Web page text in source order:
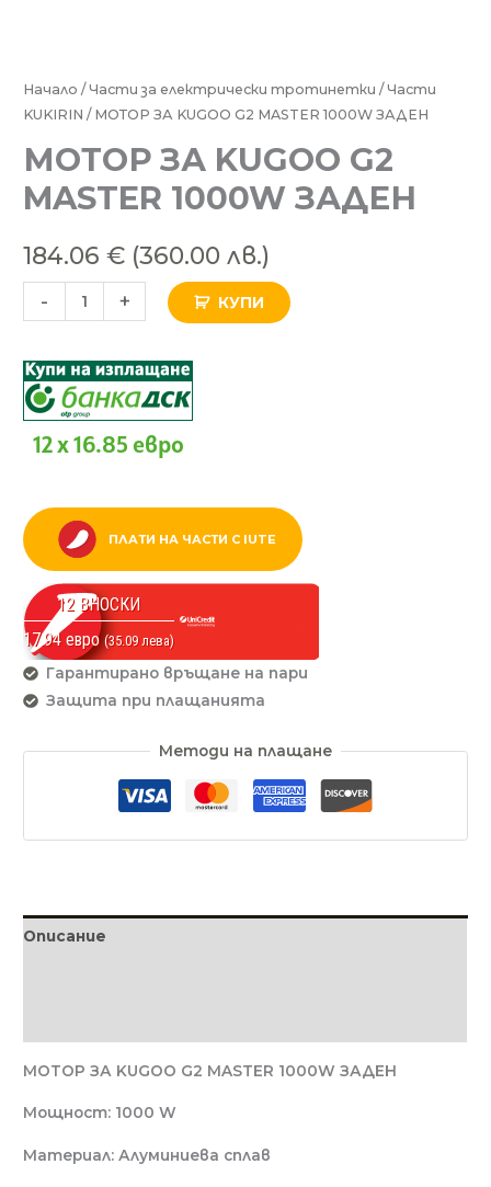
Начало /Части за електрически тротинетки /Части
KUKIRIN / МОТОР ЗА KUGOO G2 MASTER 1000W ЗАДЕН
МОТОР ЗА KUGOO G2
MASTER 1000W ЗАДЕН
184.06€ (360.00 лв.)
-
количество
за
ЗА
KUGOO
MASTER
1000W
ЗАДЕН
+ КУПИ
12 x 16.85 евро
ПЛАТИ НА ЧАСТИ С IUTE
12 ВНОСКИ
17.94 евро(35.09 лева)
Гарантирано връщане на пари
Защита при плащанията
Методи на плащане
Описание
МОТОР ЗА KUGOO G2 MASTER 1000W ЗАДЕН
Мощност: 1000 W
Материал: Алуминиева сплав